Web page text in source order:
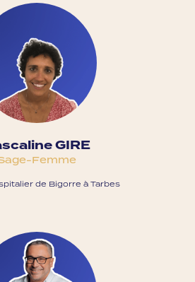
GIRE
Femme
de Bigorre à Tarbes